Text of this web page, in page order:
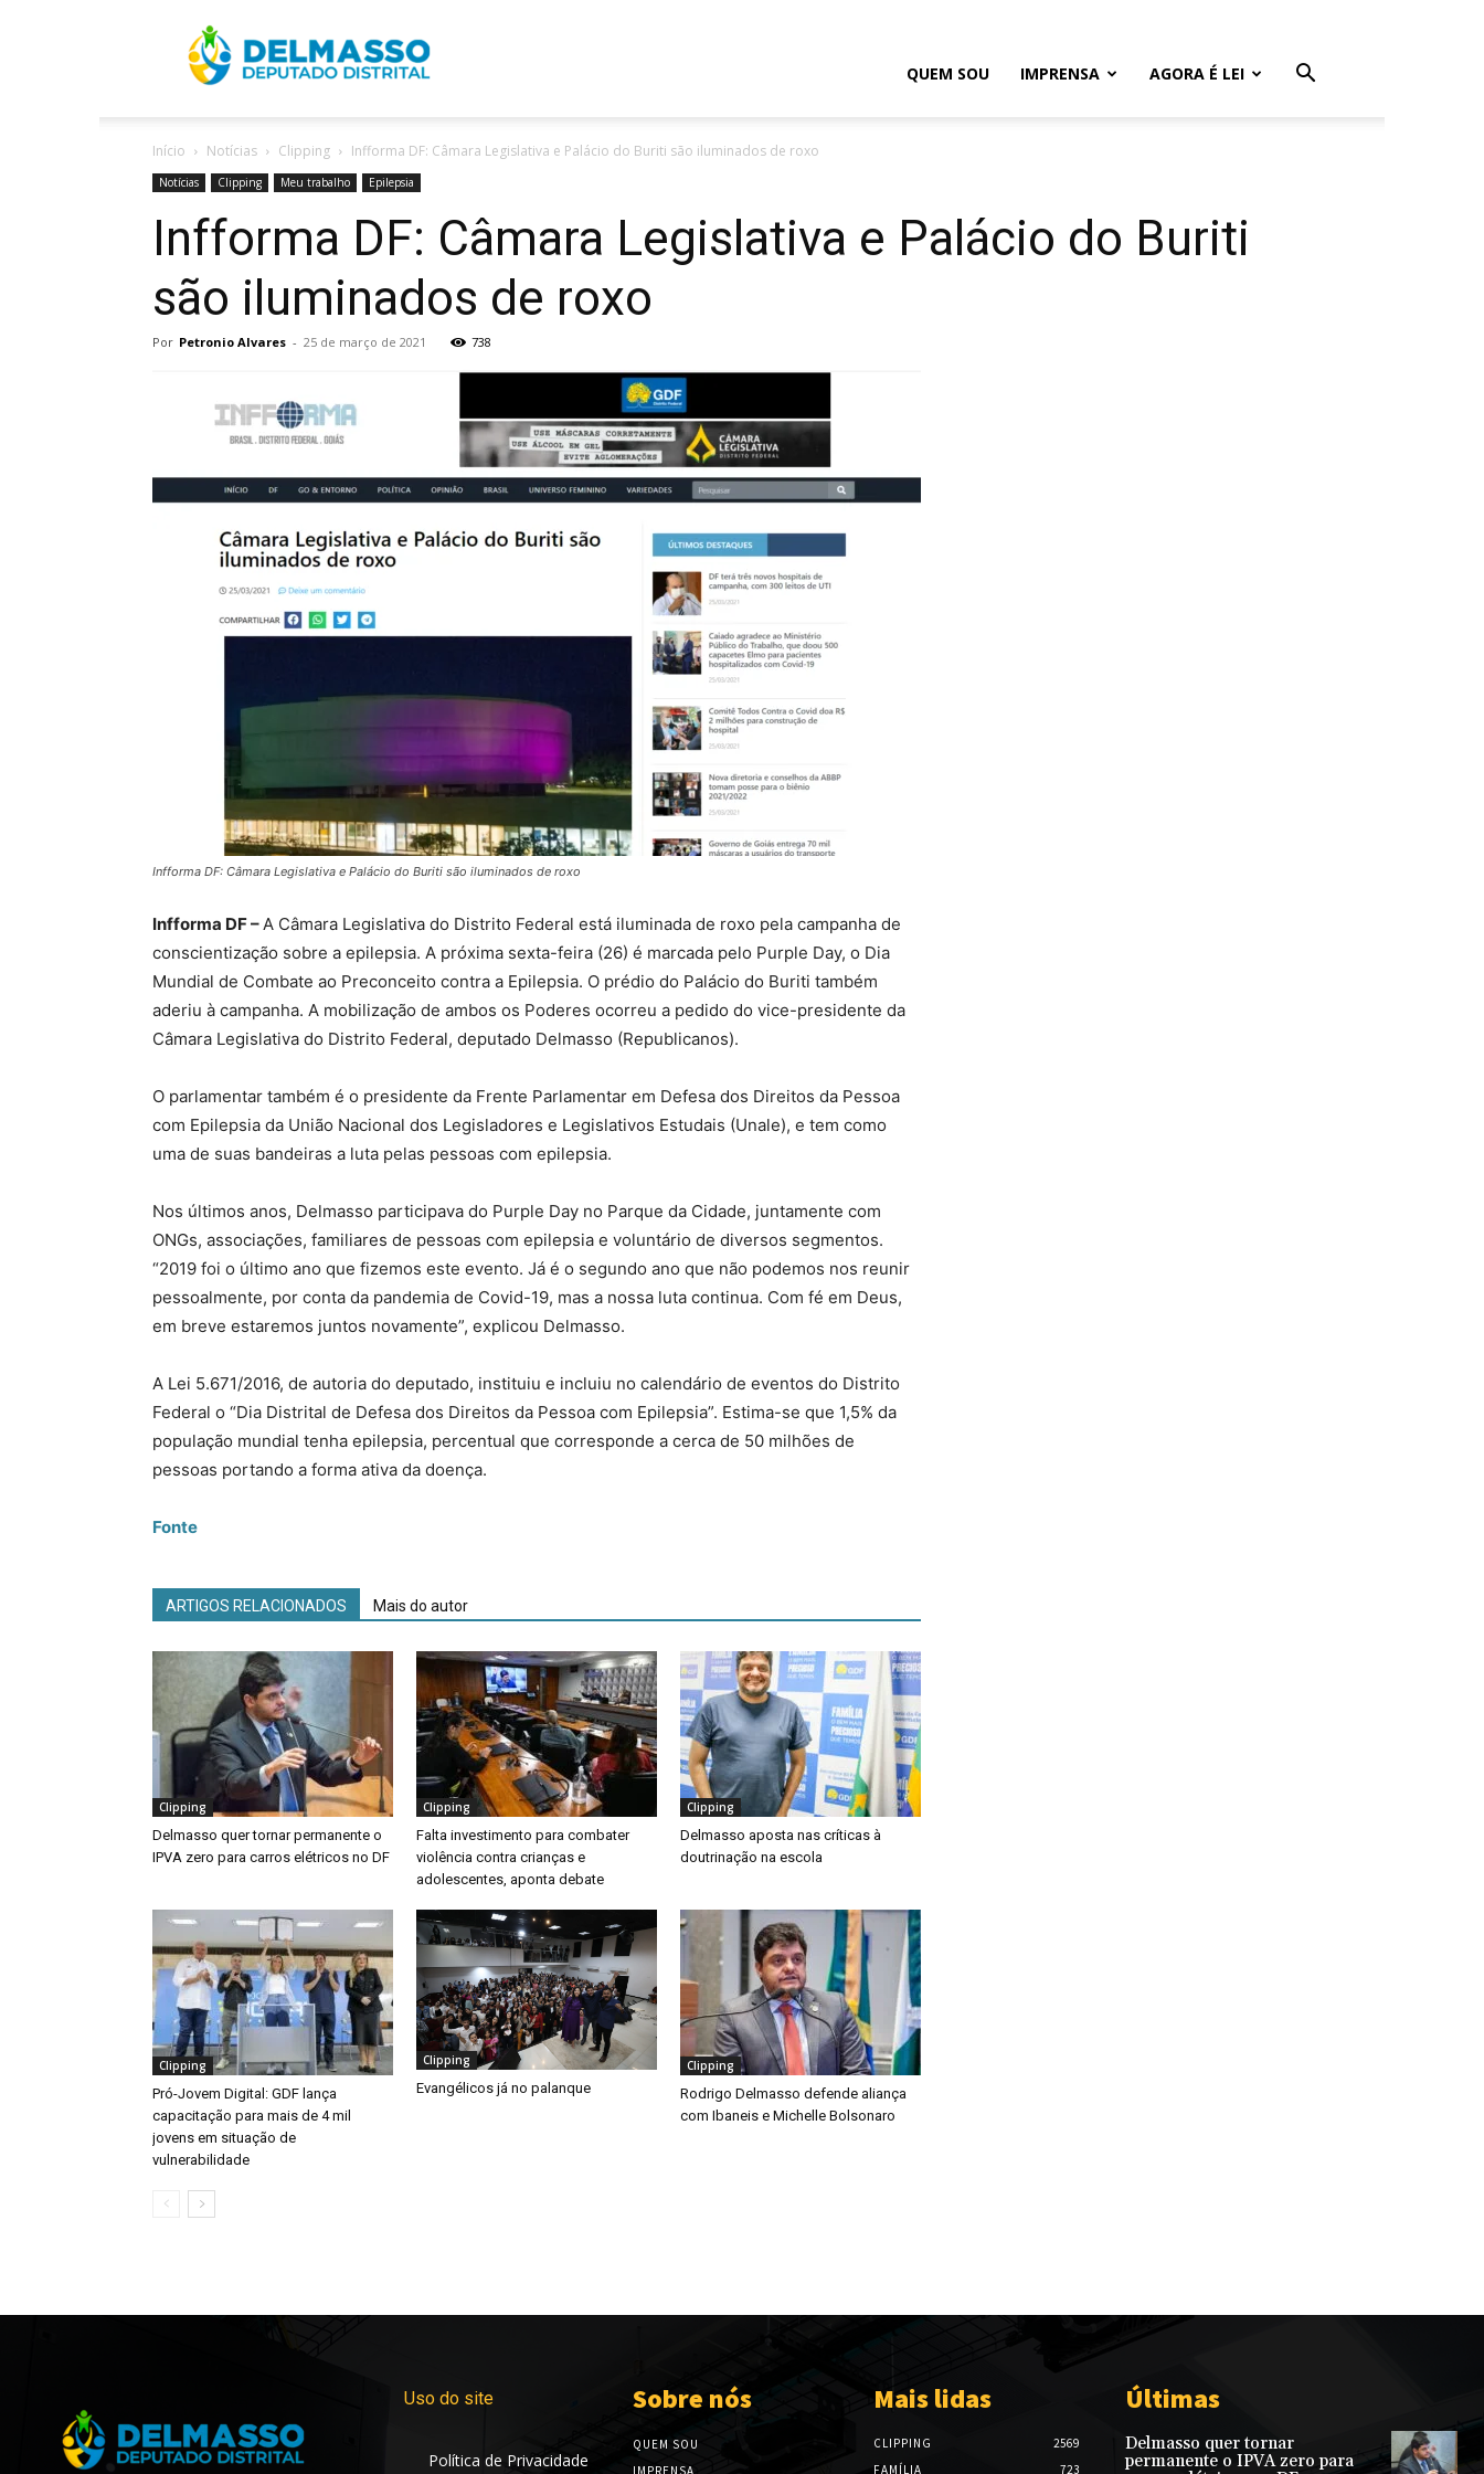
QUEM SOU IMPRENSA AGORA É LEI
Início Notícias Clipping Infforma DF: Câmara Legislativa e Palácio do Buriti são iluminados de roxo
Notícias Clipping Meu trabalho Epilepsia
Infforma DF: Câmara Legislativa e Palácio do Buriti
são iluminados de roxo
Por Petronio Alvares - 25 de março de 2021 738
Infforma DF: Câmara Legislativa e Palácio do Buriti são iluminados de roxo
Infforma DF –A Câmara Legislativa do Distrito Federal está iluminada de roxo pela campanha de
conscientização sobre a epilepsia. A próxima sexta-feira (26) é marcada pelo Purple Day, o Dia
Mundial de Combate ao Preconceito contra a Epilepsia. O prédio do Palácio do Buriti também
aderiu à campanha. A mobilização de ambos os Poderes ocorreu a pedido do vice-presidente da
Câmara Legislativa do Distrito Federal, deputado Delmasso (Republicanos).
O parlamentar também é o presidente da Frente Parlamentar em Defesa dos Direitos da Pessoa
com Epilepsia da União Nacional dos Legisladores e Legislativos Estudais (Unale), e tem como
uma de suas bandeiras a luta pelas pessoas com epilepsia.
Nos últimos anos, Delmasso participava do Purple Day no Parque da Cidade, juntamente com
ONGs, associações, familiares de pessoas com epilepsia e voluntário de diversos segmentos.
“2019 foi o último ano que fizemos este evento. Já é o segundo ano que não podemos nos reunir
pessoalmente, por conta da pandemia de Covid-19, mas a nossa luta continua. Com fé em Deus,
em breve estaremos juntos novamente”, explicou Delmasso.
A Lei 5.671/2016, de autoria do deputado, instituiu e incluiu no calendário de eventos do Distrito
Federal o “Dia Distrital de Defesa dos Direitos da Pessoa com Epilepsia”. Estima-se que 1,5% da
população mundial tenha epilepsia, percentual que corresponde a cerca de 50 milhões de
pessoas portando a forma ativa da doença.
Fonte
ARTIGOS RELACIONADOS Mais do autor
Clipping
Delmasso quer tornar permanente o
IPVA zero para carros elétricos no DF
Clipping
Falta investimento para combater
violência contra crianças e
adolescentes, aponta debate
Clipping
Delmasso aposta nas críticas à
doutrinação na escola
Clipping
Pró-Jovem Digital: GDF lança
capacitação para mais de 4 mil
jovens em situação de
vulnerabilidade
Clipping
Evangélicos já no palanque
Clipping
Rodrigo Delmasso defende aliança
com Ibaneis e Michelle Bolsonaro
Uso do site
Política de Privacidade
Sobre nós
QUEM SOU
IMPRENSA
Mais lidas
CLIPPING
2569
FAMÍLIA
723
Últimas
Delmasso quer tornar
permanente o IPVA zero para